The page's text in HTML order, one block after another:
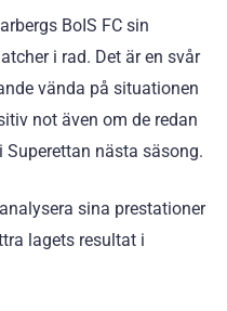
BoIS FC sin
i rad. Det är en svår
vända på situationen
not även om de redan
nästa säsong.
sina prestationer
lagets resultat i